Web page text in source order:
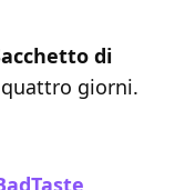
di
giorni.